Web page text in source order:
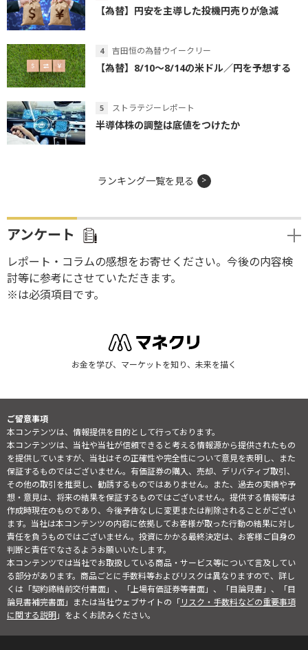
【為替】円安を主導した投機円売りが急減
吉田恒の為替ウイークリー
【為替】8/10～8/14の米ドル／円を予想する
ストラテジーレポート
半導体株の調整は底値をつけたか
ランキング一覧を見る
アンケート
レポート・コラムの感想をお寄せください。今後の内容検
討等に参考にさせていただきます。
※は必須項目です。
お金を学び、マーケットを知り、未来を描く
ご留意事項
本コンテンツは、情報提供を目的として行っております。
本コンテンツは、当社や当社が信頼できると考える情報源から提供されたもの
を提供していますが、当社はその正確性や完全性について意見を表明し、また
保証するものではございません。有価証券の購入、売却、デリバティブ取引、
その他の取引を推奨し、勧誘するものではありません。また、過去の実績や予
想・意見は、将来の結果を保証するものではございません。提供する情報等は
作成時現在のものであり、今後予告なしに変更または削除されることがござい
ます。当社は本コンテンツの内容に依拠してお客様が取った行動の結果に対し
責任を負うものではございません。投資にかかる最終決定は、お客様ご自身の
判断と責任でなさるようお願いいたします。
本コンテンツでは当社でお取扱している商品・サービス等について言及してい
る部分があります。商品ごとに手数料等およびリスクは異なりますので、詳し
くは「契約締結前交付書面」、「上場有価証券等書面」、「目論見書」、「目
論見書補完書面」または当社ウェブサイトの「リスク・手数料などの重要事項
に関する説明」をよくお読みください。